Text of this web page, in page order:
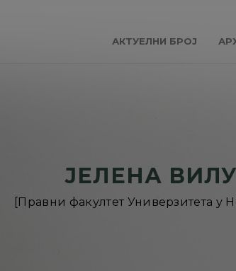
АКТУЕЛНИ БРОЈ
ЈЕЛЕНА
[Правни факултет Универзитета у